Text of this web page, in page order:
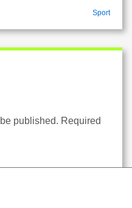
Sport
published. Required